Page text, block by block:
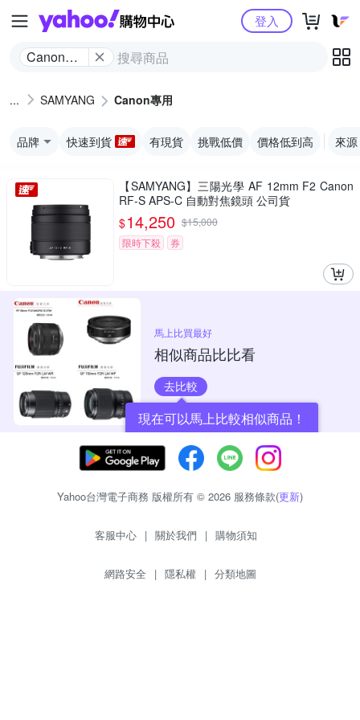
Yahoo購物中心
Canon專
登入
SAMYANG Canon專用
品牌 快速到貨 有現貨 挑戰低價 價格低到高 來源
【SAMYANG】三陽光學 AF 12mm F2 Canon
RF-S APS-C 自動對焦鏡頭 公司貨
$14,250 $15,000
限時下殺
券
馬上比買最好
相似商品比比看
去比較
現在可以馬上比較相似商品！
Yahoo台灣電子商務 版權所有 © 2026 服務條款(更新)
客服中心 | 關於我們 | 購物須知
網路安全 | 隱私權 | 分類地圖